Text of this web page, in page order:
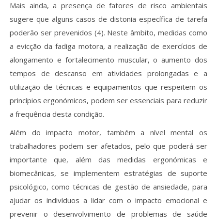
Mais ainda, a presença de fatores de risco ambientais
sugere que alguns casos de distonia específica de tarefa
poderão ser prevenidos (4). Neste âmbito, medidas como
a evicção da fadiga motora, a realização de exercícios de
alongamento e fortalecimento muscular, o aumento dos
tempos de descanso em atividades prolongadas e a
utilização de técnicas e equipamentos que respeitem os
princípios ergonómicos, podem ser essenciais para reduzir
a frequência desta condição.
Além do impacto motor, também a nível mental os
trabalhadores podem ser afetados, pelo que poderá ser
importante que, além das medidas ergonómicas e
biomecânicas, se implementem estratégias de suporte
psicológico, como técnicas de gestão de ansiedade, para
ajudar os indivíduos a lidar com o impacto emocional e
prevenir o desenvolvimento de problemas de saúde